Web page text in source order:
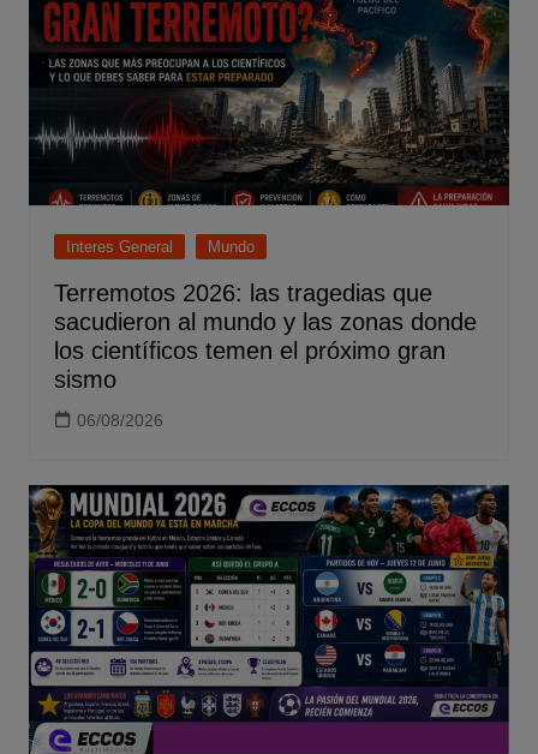
Interes General Mundo
Terremotos 2026: las tragedias que
sacudieron al mundo y las zonas donde
los científicos temen el próximo gran
sismo
06/08/2026